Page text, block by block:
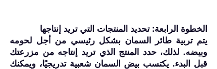
الخطوة الرابعة: تحديد المنتجات التي تريد إنتاجها
يتم تربية طائر السمان بشكل رئيسي من أجل لحومه
وبيضه. لذلك، حدد المنتج الذي تريد إنتاجه من مزرعتك
قبل البدء. يكتسب بيض السمان شعبية تدريجيًا، ويمكنك